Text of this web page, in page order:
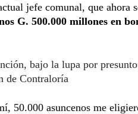
jefe comunal, que ahora
G. 500.000 millones en
bajo la lupa por
de Contraloría
50.000 asuncenos me